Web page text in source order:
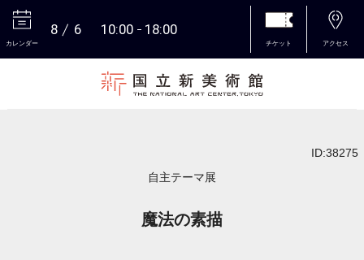
カレンダー
8 6 10:00 18:00
チケット アクセス
ID:38275
自主テーマ展
魔法の素描